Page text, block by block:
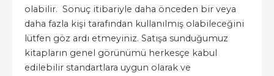
olabilir. Sonuç itibariyle daha önceden bir veya
daha fazla kişi tarafından kullanılmış olabileceğini
lütfen göz ardı etmeyiniz. Satışa sunduğumuz
kitapların genel görünümü herkesçe kabul
edilebilir standartlara uygun olarak ve